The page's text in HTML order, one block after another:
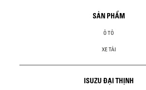
SẢN PHẨM
Ô TÔ
XE TẢI
ISUZU ĐẠI THỊNH